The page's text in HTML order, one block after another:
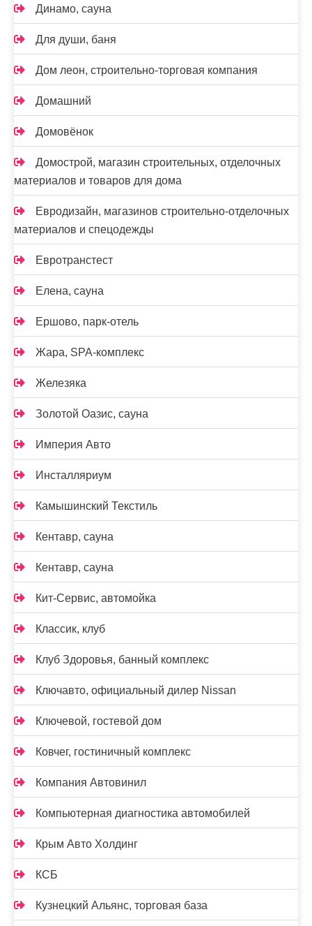
Динамо, сауна
Для души, баня
Дом леон, строительно-торговая компания
Домашний
Домовёнок
Домострой, магазин строительных, отделочных
материалов и товаров для дома
Евродизайн, магазинов строительно-отделочных
материалов и спецодежды
Евротранстест
Елена, сауна
Ершово, парк-отель
Жара, SPA-комплекс
Железяка
Золотой Оазис, сауна
Империя Авто
Инсталляриум
Камышинский Текстиль
Кентавр, сауна
Кентавр, сауна
Кит-Сервис, автомойка
Классик, клуб
Клуб Здоровья, банный комплекс
Ключавто, официальный дилер Nissan
Ключевой, гостевой дом
Ковчег, гостиничный комплекс
Компания Автовинил
Компьютерная диагностика автомобилей
Крым Авто Холдинг
КСБ
Кузнецкий Альянс, торговая база